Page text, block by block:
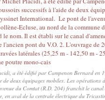
a été édifié par Campenon Bernard en
deux équipages mobiles. Les opérations
du Comtat (R.D. 204) franchit le canal
en aval de la centrale électrique du